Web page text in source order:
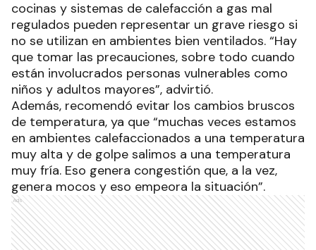
cocinas y sistemas de calefacción a gas mal
regulados pueden representar un grave riesgo si
no se utilizan en ambientes bien ventilados. “Hay
que tomar las precauciones, sobre todo cuando
están involucrados personas vulnerables como
niños y adultos mayores”, advirtió.
Además, recomendó evitar los cambios bruscos
de temperatura, ya que “muchas veces estamos
en ambientes calefaccionados a una temperatura
muy alta y de golpe salimos a una temperatura
muy fría. Eso genera congestión que, a la vez,
genera mocos y eso empeora la situación”.
Ads